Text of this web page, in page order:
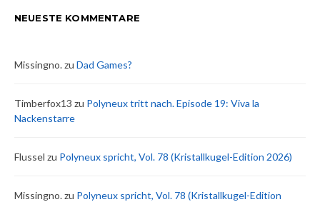
NEUESTE KOMMENTARE
Missingno.zu Dad Games?
Timberfox13 zu Polyneux tritt nach. Episode 19: Viva la
Nackenstarre
Flussel zu Polyneux spricht, Vol. 78 (Kristallkugel-Edition 2026)
Missingno.zu Polyneux spricht, Vol. 78 (Kristallkugel-Edition